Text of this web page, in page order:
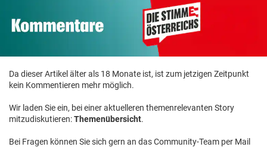
Da dieser Artikel älter als 18 Monate ist, ist zum jetzigen Zeitpunkt
kein Kommentieren mehr möglich.
Wir laden Sie ein, bei einer aktuelleren themenrelevanten Story
mitzudiskutieren:Themenübersicht.
Bei Fragen können Sie sich gern an das Community-Team per Mail